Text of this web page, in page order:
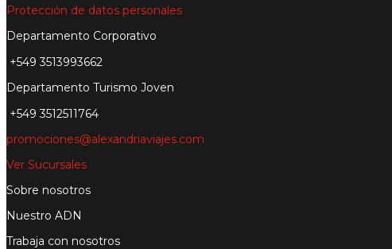
Protección de datos personales
Departamento Corporativo
+549 3513993662
Departamento Turismo Joven
+549 3512511764
promociones@alexandriaviajes.com
Ver Sucursales
Sobre nosotros
Nuestro ADN
Trabaja con nosotros